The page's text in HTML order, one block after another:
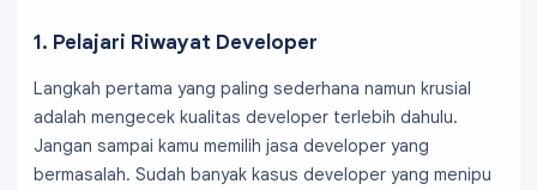
1. Pelajari Riwayat Developer
Langkah pertama yang paling sederhana namun krusial
adalah mengecek kualitas developer terlebih dahulu.
Jangan sampai kamu memilih jasa developer yang
bermasalah. Sudah banyak kasus developer yang menipu